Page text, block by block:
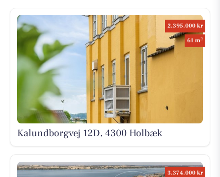
2.395.000 kr
61 m2
Kalundborgvej 12D, 4300 Holbæk
3.374.000 kr